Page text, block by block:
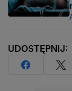
UDOSTĘPNIJ: